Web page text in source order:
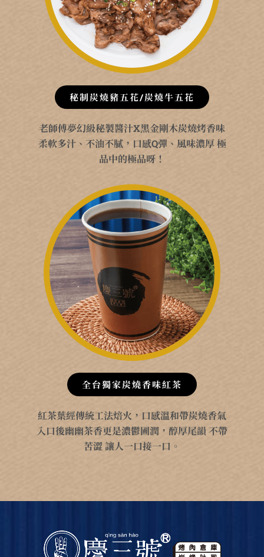
秘制炭燒豬五花/炭燒牛五花
老師傅夢幻級秘製醬汁X黑金剛木炭燒烤香味
柔軟多汁、不油不膩，口感Q彈、風味濃厚 極
品中的極品呀！
全台獨家炭燒香味紅茶
紅茶葉經傳統工法焙火，口感溫和帶炭燒香氣
入口後幽幽茶香更是濃鬱圃潤，醇厚尾韻 不帶
苦澀 讓人一口接一口。